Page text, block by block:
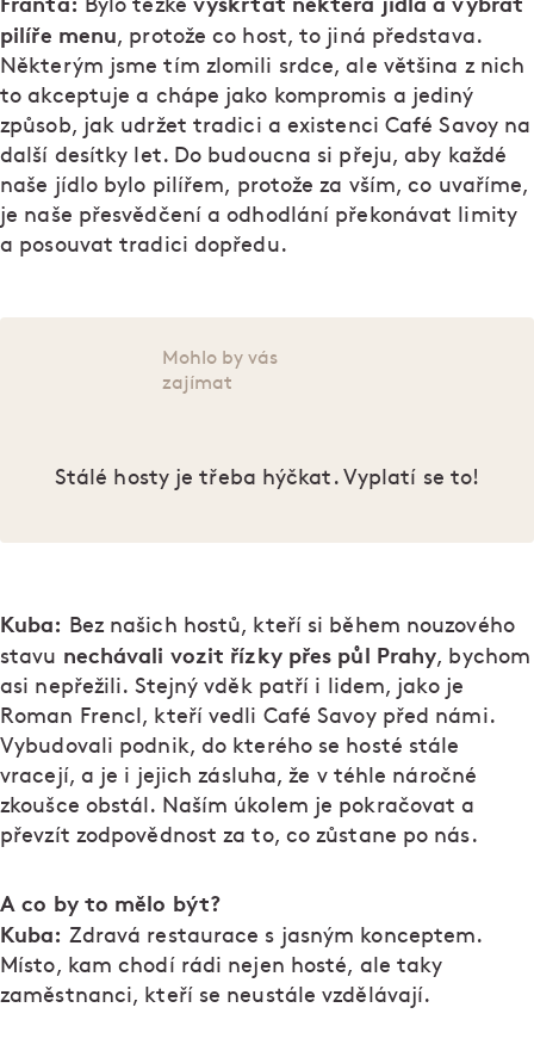
Bylo těžké
pilíře menu, protože co host, to jiná představa.
Některým jsme tím zlomili srdce, ale většina z nich
to akceptuje a chápe jako kompromis a jediný
způsob, jak udržet tradici a existenci Café Savoy na
další desítky let. Do budoucna si přeju, aby každé
naše jídlo bylo pilířem, protože za vším, co uvaříme,
je naše přesvědčení a odhodlání překonávat limity
a posouvat tradici dopředu.
Mohlo by vás
zajímat
Stálé hosty je třeba hýčkat. Vyplatí se to!
Kuba:
Bez našich hostů, kteří si během nouzového
stavu nechávali vozit řízky přes půl Prahy, bychom
asi nepřežili. Stejný vděk patří i lidem, jako je
Roman Frencl, kteří vedli Café Savoy před námi.
Vybudovali podnik, do kterého se hosté stále
vracejí, a je i jejich zásluha, že v téhle náročné
zkoušce obstál. Naším úkolem je pokračovat a
převzít zodpovědnost za to, co zůstane po nás.
A co by to mělo být?
Kuba: Zdravá restaurace s jasným konceptem.
Místo, kam chodí rádi nejen hosté, ale taky
zaměstnanci, kteří se neustále vzdělávají.